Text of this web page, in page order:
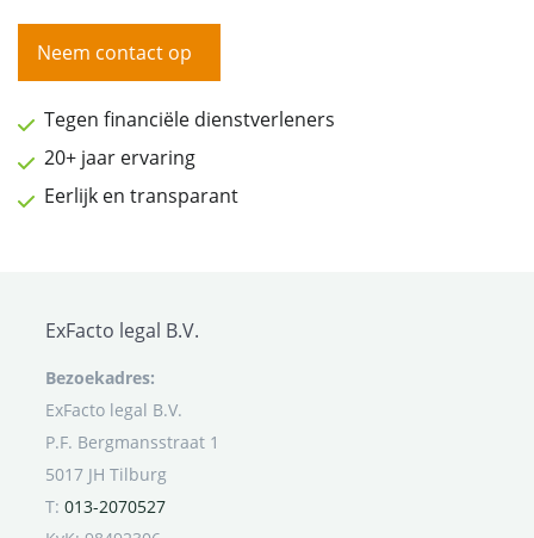
Neem contact op
Tegen financiële dienstverleners
20+ jaar ervaring
Eerlijk en transparant
ExFacto legal B.V.
Bezoekadres:
ExFacto legal B.V.
P.F. Bergmansstraat 1
5017 JH Tilburg
T: 013-2070527